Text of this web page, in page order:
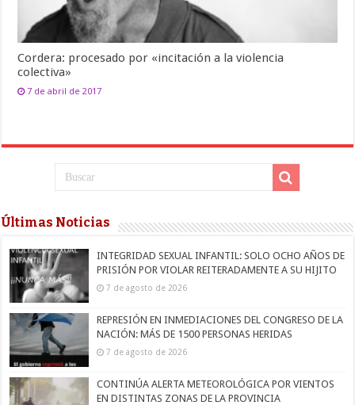
Cordera: procesado por «incitación a la violencia
colectiva»
7 de abril de 2017
Últimas Noticias
INTEGRIDAD SEXUAL INFANTIL: SOLO OCHO AÑOS DE
PRISIÓN POR VIOLAR REITERADAMENTE A SU HIJITO
7 de agosto de 2026
REPRESIÓN EN INMEDIACIONES DEL CONGRESO DE LA
NACIÓN: MÁS DE 1500 PERSONAS HERIDAS
7 de agosto de 2026
CONTINÚA ALERTA METEOROLÓGICA POR VIENTOS
EN DISTINTAS ZONAS DE LA PROVINCIA